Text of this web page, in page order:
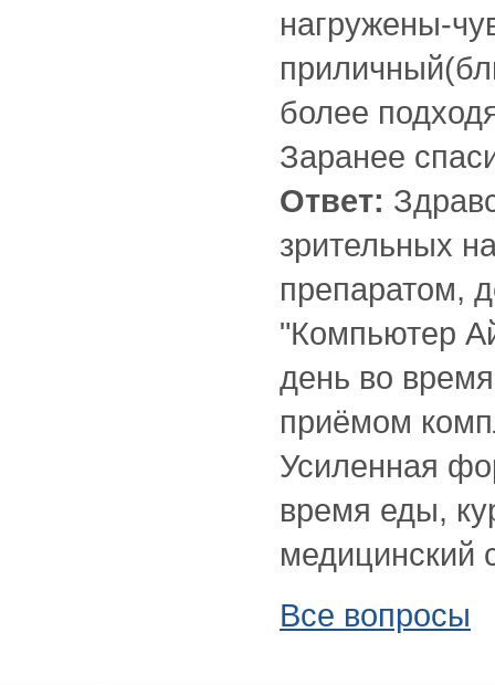
нагружены-
более
Заранее
Ответ:
зрительных
препаратом,
"Компьютер
день во
приёмом
Усиленная
время еды,
медицинский
Все вопросы